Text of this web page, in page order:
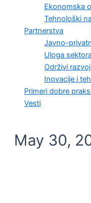
Ekonomska
Tehnološki
Partnerstva
Javno-
Uloga
Održivi
Inovacije i
Primeri dobre
Vesti
May 30,